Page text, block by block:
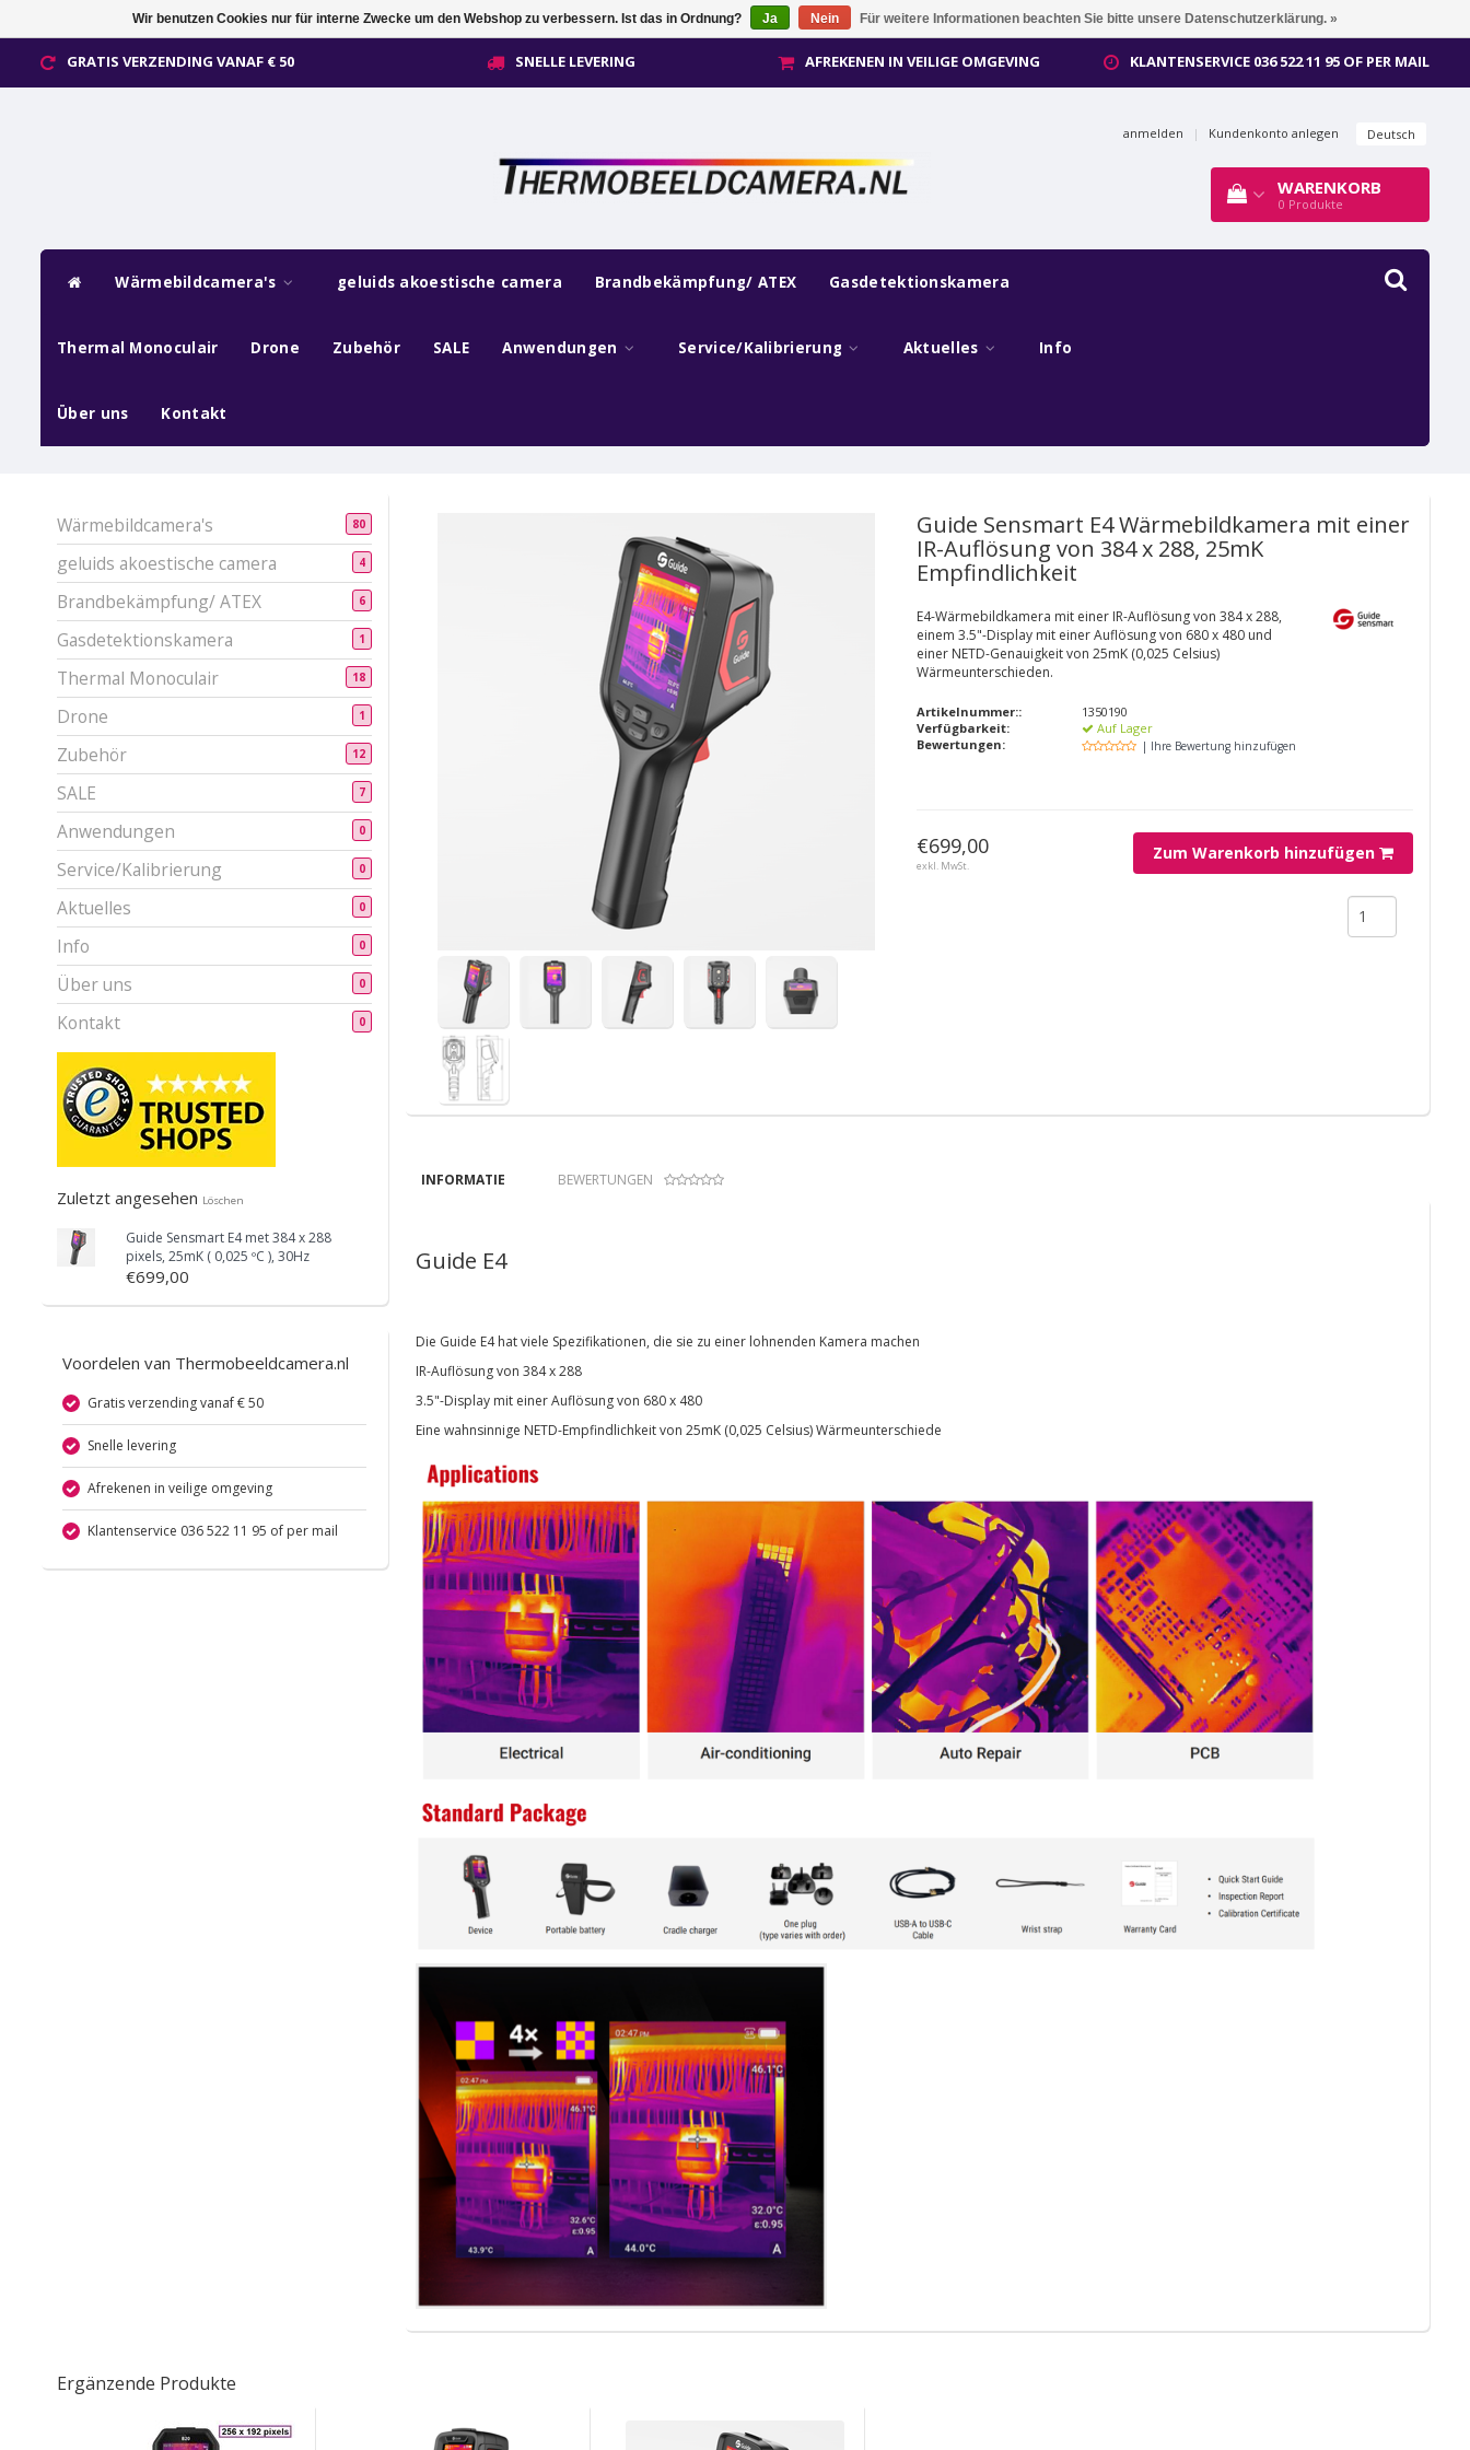
GRATIS VERZENDING VANAF € 50 SNELLE LEVERING AFREKENEN IN VEILIGE OMGEVING KLANTENSERVICE 036 522 11 95 OF PER MAIL
anmelden | Kundenkonto anlegen Deutsch
WARENKORB
0 Produkte
Wärmebildcamera's geluids akoestische camera Brandbekämpfung/ ATEX Gasdetektionskamera
Thermal Monoculair Drone Zubehör SALE Anwendungen Service/Kalibrierung Aktuelles Info
Über uns Kontakt
Wärmebildcamera's 80
geluids akoestische camera 4
Brandbekämpfung/ ATEX 6
Gasdetektionskamera 1
Thermal Monoculair 18
Drone 1
Zubehör 12
SALE 7
Anwendungen 0
Service/Kalibrierung 0
Aktuelles 0
Info 0
Über uns 0
Kontakt 0
Zuletzt angesehen Löschen
Guide SensmartE4 met 384 x 288
pixels, 25mK ( 0,025 ºC ), 30Hz
€699,00
Voordelen van Thermobeeldcamera.nl
Gratis verzending vanaf € 50
Snelle levering
Afrekenen in veilige omgeving
Klantenservice 036 522 11 95 of per mail
Guide Sensmart E4 Wärmebildkamera mit einer
IR-Auflösung von 384 x 288, 25mK
Empfindlichkeit
E4-Wärmebildkamera mit einer IR-Auflösung von 384 x 288,
einem 3.5"-Display mit einer Auflösung von 680 x 480 und
einer NETD-Genauigkeit von 25mK (0,025 Celsius)
Wärmeunterschieden.
Artikelnummer::
1350190
Verfügbarkeit:
Auf Lager
Bewertungen:
| Ihre Bewertung hinzufügen
€699,00
exkl. MwSt.
Zum Warenkorb hinzufügen
INFORMATIE BEWERTUNGEN
Guide E4
Die Guide E4 hat viele Spezifikationen, die sie zu einer lohnenden Kamera machen
IR-Auflösung von 384 x 288
3.5"-Display mit einer Auflösung von 680 x 480
Eine wahnsinnige NETD-Empfindlichkeit von 25mK (0,025 Celsius) Wärmeunterschiede
Ergänzende Produkte
Wir benutzen Cookies nur für interne Zwecke um den Webshop zu verbessern. Ist das in Ordnung? Ja Nein Für weitere Informationen beachten Sie bitte unsere Datenschutzerklärung. »